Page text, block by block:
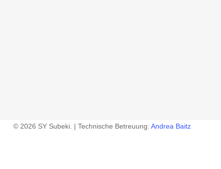
© 2026 SY Subeki. | Technische Betreuung: Andrea Baitz